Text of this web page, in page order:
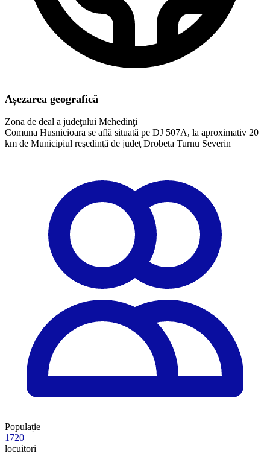
Așezarea geografică
Zona de deal a judeţului Mehedinţi
Comuna Husnicioara se află situată pe DJ 507A, la aproximativ 20
km de Municipiul reşedinţă de judeţ Drobeta Turnu Severin
Populație
1720
locuitori